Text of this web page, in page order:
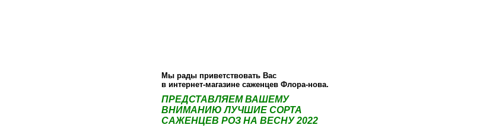
Мы рады приветствовать Вас
в интернет-магазине саженцев Флора-нова.
ПРЕДСТАВЛЯЕМ ВАШЕМУ
ВНИМАНИЮ ЛУЧШИЕ СОРТА
САЖЕНЦЕВ РОЗ НА ВЕСНУ 2022